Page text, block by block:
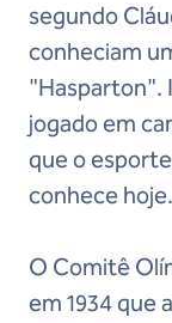
segundo
conheciam
"Hasparton".
jogado em
que o
conhece hoje.
O Comitê
em 1934 que